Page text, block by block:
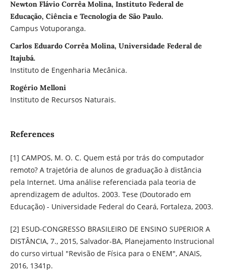
Newton Flávio Corrêa Molina, Instituto Federal de
Educação, Ciência e Tecnologia de São Paulo.
Campus Votuporanga.
Carlos Eduardo Corrêa Molina, Universidade Federal de
Itajubá.
Instituto de Engenharia Mecânica.
Rogério Melloni
Instituto de Recursos Naturais.
References
[1] CAMPOS, M. O. C. Quem está por trás do computador
remoto? A trajetória de alunos de graduação à distância
pela Internet. Uma análise referenciada pala teoria de
aprendizagem de adultos. 2003. Tese (Doutorado em
Educação) - Universidade Federal do Ceará, Fortaleza, 2003.
[2] ESUD-CONGRESSO BRASILEIRO DE ENSINO SUPERIOR A
DISTÂNCIA, 7., 2015, Salvador-BA, Planejamento Instrucional
do curso virtual "Revisão de Física para o ENEM", ANAIS,
2016, 1341p.